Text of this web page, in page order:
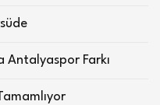
Antalyaspor Farkı